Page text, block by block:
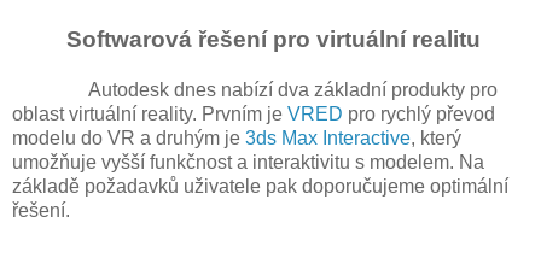
Softwarová řešení pro virtuální realitu
Autodesk dnes nabízí dva základní produkty pro
oblast virtuální reality. Prvním je VRED pro rychlý převod
modelu do VR a druhým je 3ds Max Interactive, který
umožňuje vyšší funkčnost a interaktivitu s modelem. Na
základě požadavků uživatele pak doporučujeme optimální
řešení.